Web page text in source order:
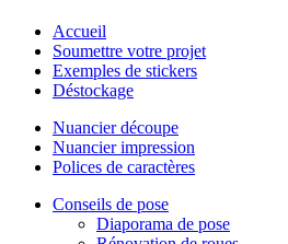
Accueil
Soumettre votre projet
Exemples de stickers
Déstockage
Nuancier découpe
Nuancier impression
Polices de caractères
Conseils de pose
Diaporama de pose